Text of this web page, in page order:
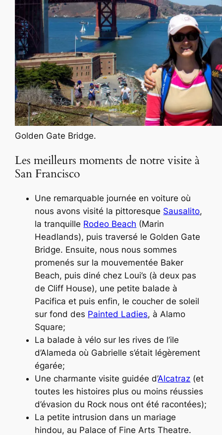
Golden Gate Bridge.
Les meilleurs moments de notre visite à
San Francisco
Une remarquable journée en voiture où
nous avons visité la pittoresque Sausalito,
la tranquille Rodeo Beach (Marin
Headlands), puis traversé le Golden Gate
Bridge. Ensuite, nous nous sommes
promenés sur la mouvementée Baker
Beach, puis diné chez Loui’s (à deux pas
de Cliff House), une petite balade à
Pacifica et puis enfin, le coucher de soleil
sur fond des Painted Ladies, à Alamo
Square;
La balade à vélo sur les rives de l’ile
d’Alameda où Gabrielle s’était légèrement
égarée;
Une charmante visite guidée d’Alcatraz (et
toutes les histoires plus ou moins réussies
d’évasion du Rock nous ont été racontées);
La petite intrusion dans un mariage
hindou, au Palace of Fine Arts Theatre.